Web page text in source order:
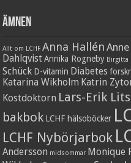
Ämnen
Allt om LCHF Anna Hallén
Dahlqvist Annika Rogneby Birgitta
Schück D-vitamin Diabetes
Katarina Wikholm Katrin
Kostdoktorn Lars-Erik
bakbok LCHF hälsoböcker
LCHF Nybörjarbok
Andersson midsommar Monique